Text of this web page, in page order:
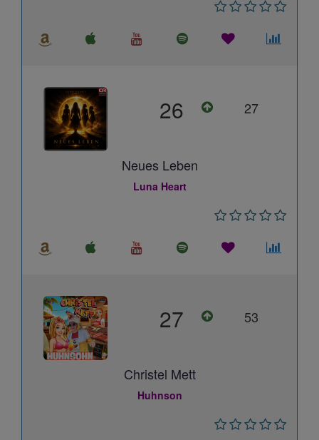
26 27
Neues Leben
Luna Heart
27 53
Christel Mett
Huhnson